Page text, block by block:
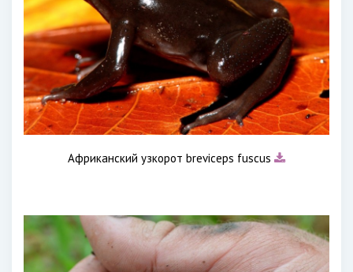
Африканский узкорот breviceps fuscus